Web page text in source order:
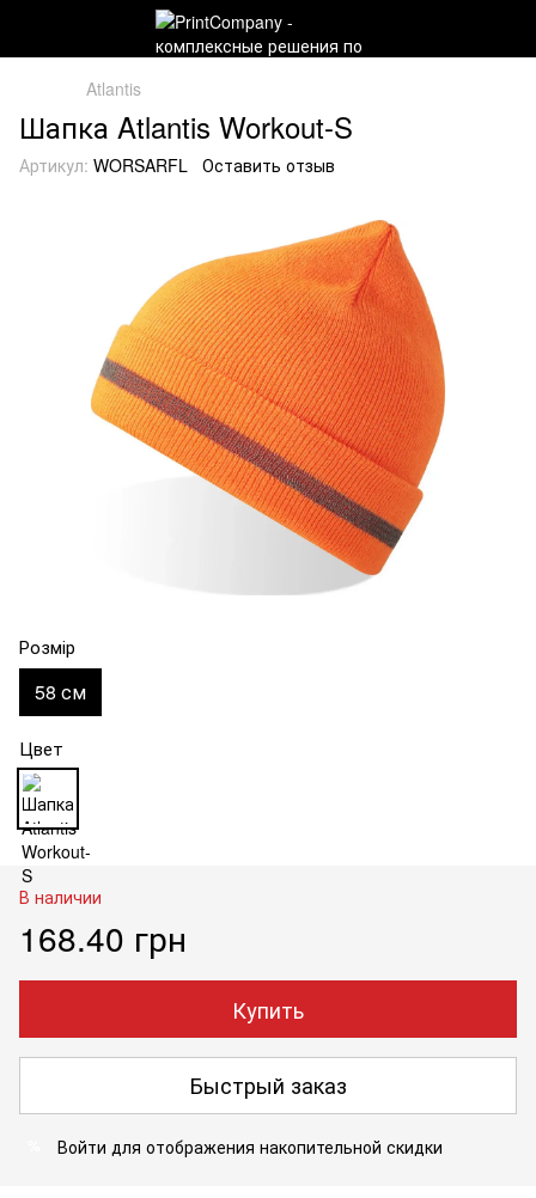
Atlantis
Шапка Atlantis Workout-S
Артикул: WORSARFL Оставить отзыв
Розмір
58 см
Цвет
В наличии
168.40 грн
Купить
Быстрый заказ
Войти для отображения накопительной скидки